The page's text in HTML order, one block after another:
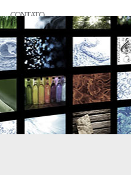
CONTATO